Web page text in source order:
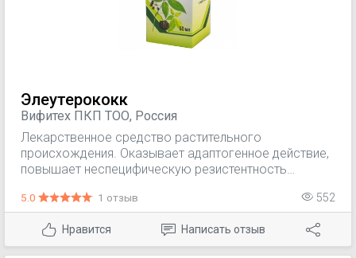
Элеутерококк
Вифитех ПКП ТОО, Россия
Лекарственное средство растительного
происхождения. Оказывает адаптогенное действие,
повышает неспецифическую резистентность
ЦНС, устраняет переутомление, раздражительность;
восстанавливает и повышает физическую и
умственную работоспособность, защищает от
неблагоприятных факторов внешней среды.
5.0 1 отзыв 552
Нравится Написать отзыв